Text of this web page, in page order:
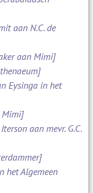
aan N.C. de
aan Mimi]
Eysinga in het
Mimi]
aan mevr. G.C.
het Algemeen